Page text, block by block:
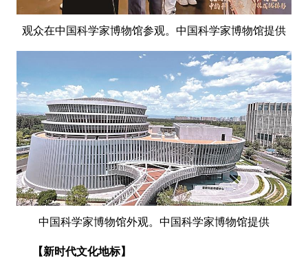
观众在中国科学家博物馆参观。中国科学家博物馆提供
中国科学家博物馆外观。中国科学家博物馆提供
【新时代文化地标】